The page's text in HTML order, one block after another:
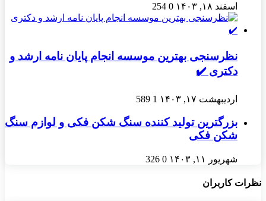
اسفند ۱۸, ۱۴۰۳ 0
254
نظرسنجی بهترین موسسه انجام پایان نامه ارشد و
دکتری ✔️
اردیبهشت ۱۷, ۱۴۰۳ 1
589
بزرگترین تولید کننده سنگ شکن فکی و لوازم سنگ
شکن فکی
شهریور ۱۱, ۱۴۰۳ 0
326
نظرات کاربران